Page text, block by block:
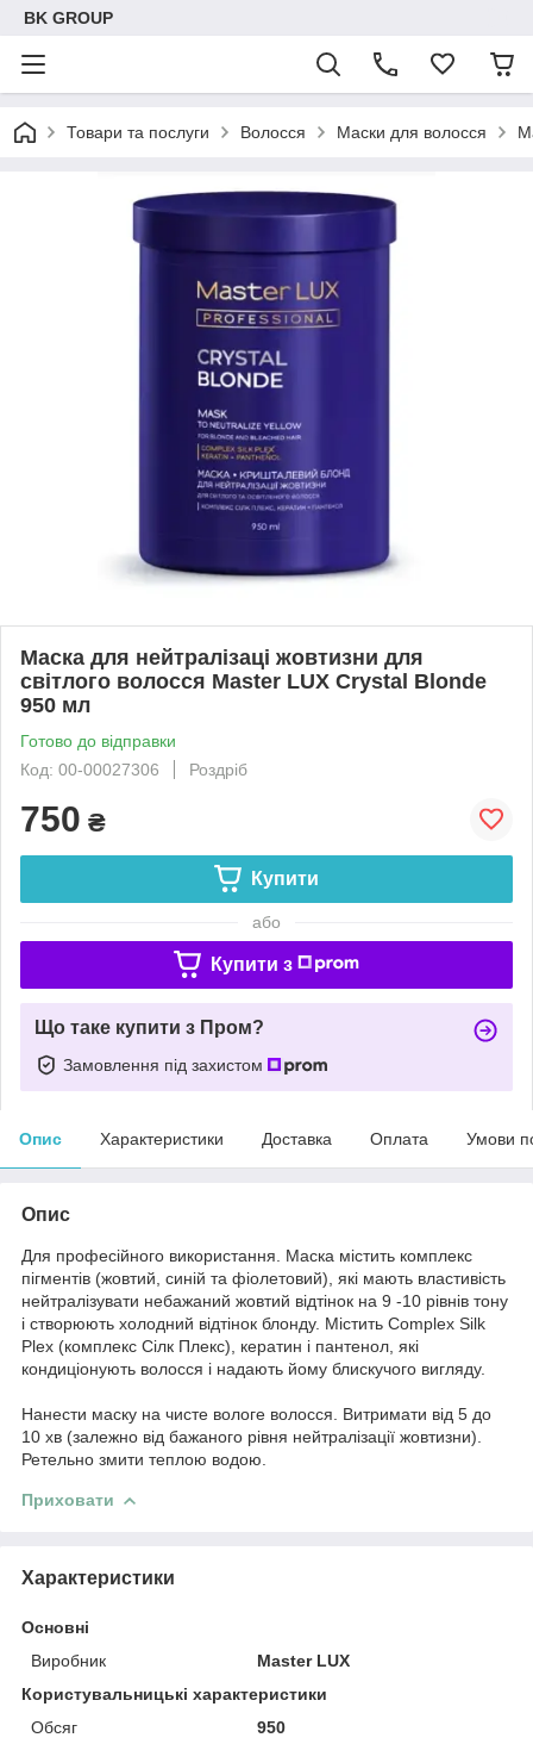
BK GROUP
Товари та послуги Волосся Маски для волосся
Маска для нейтралізаці жовтизни для
світлого волосся Master LUX Crystal Blonde
950 мл
Готово до відправки
Код: 00-00027306
Роздріб
750 ₴
Купити
або
Купити з
Що таке купити з Пром?
Замовлення під захистом
Опис Характеристики Доставка Оплата Умови
Опис
Для професійного використання. Маска містить комплекс
пігментів (жовтий, синій та фіолетовий), які мають властивість
нейтралізувати небажаний жовтий відтінок на 9 -10 рівнів тону
і створюють холодний відтінок блонду. Містить Сomplex Silk
Plex (комплекс Сілк Плекс), кератин і пантенол, які
кондиціонують волосся і надають йому блискучого вигляду.
Нанести маску на чисте вологе волосся. Витримати від 5 до
10 хв (залежно від бажаного рівня нейтралізації жовтизни).
Ретельно змити теплою водою.
Приховати
Характеристики
Основні
Виробник
Master LUX
Користувальницькі характеристики
Обсяг
950